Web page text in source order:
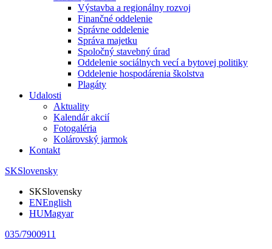
Výstavba a regionálny rozvoj
Finančné oddelenie
Správne oddelenie
Správa majetku
Spoločný stavebný úrad
Oddelenie sociálnych vecí a bytovej politiky
Oddelenie hospodárenia školstva
Plagáty
Udalosti
Aktuality
Kalendár akcií
Fotogaléria
Kolárovský jarmok
Kontakt
SKSlovensky
SKSlovensky
ENEnglish
HUMagyar
035/7900911